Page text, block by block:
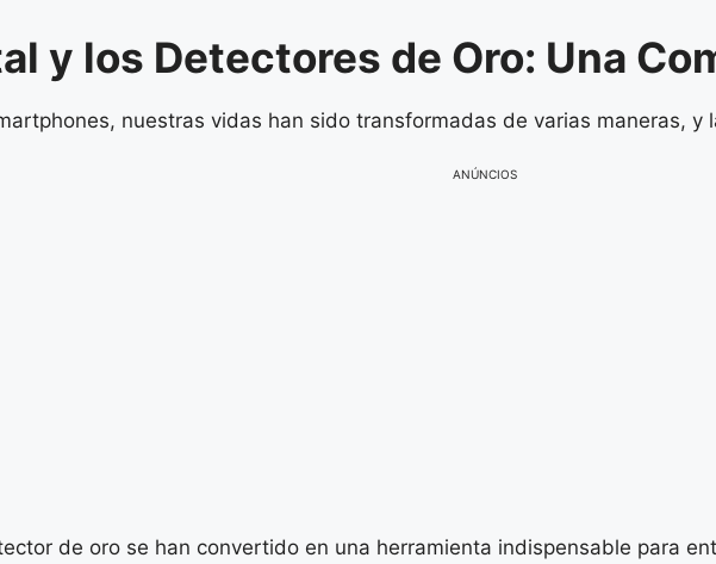
y los Detectores de Oro: Una
nuestras vidas han sido transformadas de varias maneras, y
ANÚNCIOS
de oro se han convertido en una herramienta indispensable para